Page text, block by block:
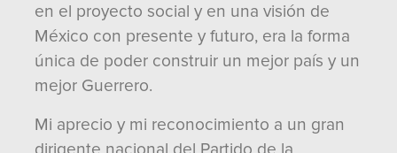
en el proyecto social y en una visión de
México con presente y futuro, era la forma
única de poder construir un mejor país y un
mejor Guerrero.
Mi aprecio y mi reconocimiento a un gran